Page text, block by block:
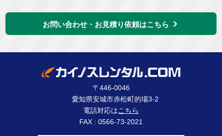
お問い合わせ・お見積り依頼はこちら
〒446-0046
愛知県安城市赤松町的場3-2
電話対応はこちら
FAX : 0566-73-2021